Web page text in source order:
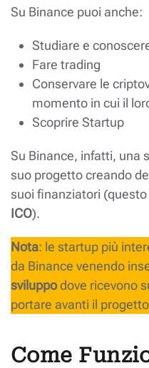
Su Binance puoi anche:
Studiare e
Fare trading
Conservare le
momento in cui il
Scoprire Startup
Su Binance, infatti, una
suo progetto creando
suoi finanziatori
ICO).
Nota: le startup più
da Binance venendo
sviluppodove ricevono
portare avanti il
Come